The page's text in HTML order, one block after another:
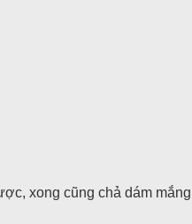
xong cũng chả dám